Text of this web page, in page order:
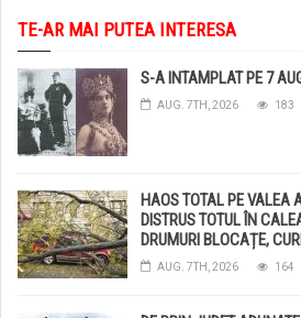
TE-AR MAI PUTEA INTERESA
S-A INTAMPLAT PE 7
AUG. 7TH, 2026 183
HAOS TOTAL PE VALEA
DISTRUS TOTUL ÎN
DRUMURI BLOCAȚE,
DISTRUSE DE GRINDINĂ!
AUG. 7TH, 2026 164